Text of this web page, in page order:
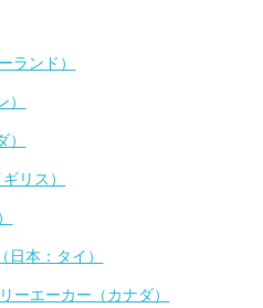
ランド）
リス）
日本：タイ）
ーエーカー（カナダ）